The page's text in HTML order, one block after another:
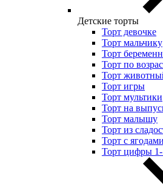
Детские торты
Торт девочке
Торт мальчику
Торт
Торт по
Торт
Торт игры
Торт мультики
Торт на
Торт малышу
Торт из
Торт с ягодами
Торт цифры